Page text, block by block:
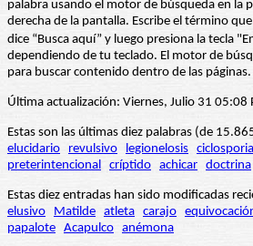
palabra usando el motor de búsqueda en la
derecha de la pantalla. Escribe el término
dice “Busca aquí” y luego presiona la tecla
dependiendo de tu teclado. El motor de
para buscar contenido dentro de las páginas.
Última actualización: Viernes, Julio 31 05:08
Estas son las últimas diez palabras (de
elucidario
revulsivo legionelosis
preterintencional críptido achicar doctrina
Estas diez entradas han sido modificadas
elusivo
Matilde atleta carajo
papalote Acapulco anémona